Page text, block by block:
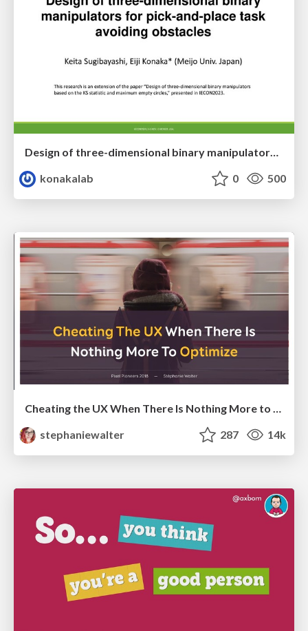
konakalab
0 500
Cheating the UX When There Is Nothing More to Optimize - PixelPioneers
stephaniewalter
287 14k